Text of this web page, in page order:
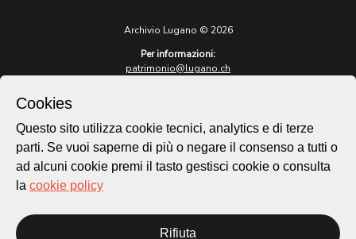
Archivio Lugano © 2026
Per informazioni:
patrimonio@lugano.ch
lugano.ch
Cookie policy
Homepage
Temi
Cookies
Questo sito utilizza cookie tecnici, analytics e di terze
parti. Se vuoi saperne di più o negare il consenso a tutti o
ad alcuni cookie premi il tasto gestisci cookie o consulta
la cookie policy
Rifiuta